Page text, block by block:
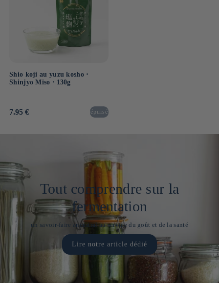
Shio koji au yuzu kosho ⋅
Shinjyo Miso ⋅ 130g
Prix
7.95 € épuisé
Tout comprendre sur la
fermentation
un savoir-faire ancestral au service du goût et de la santé
Lire notre article dédié